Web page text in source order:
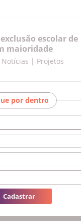
escolar de
maioridade
| Projetos
por dentro
Cadastrar